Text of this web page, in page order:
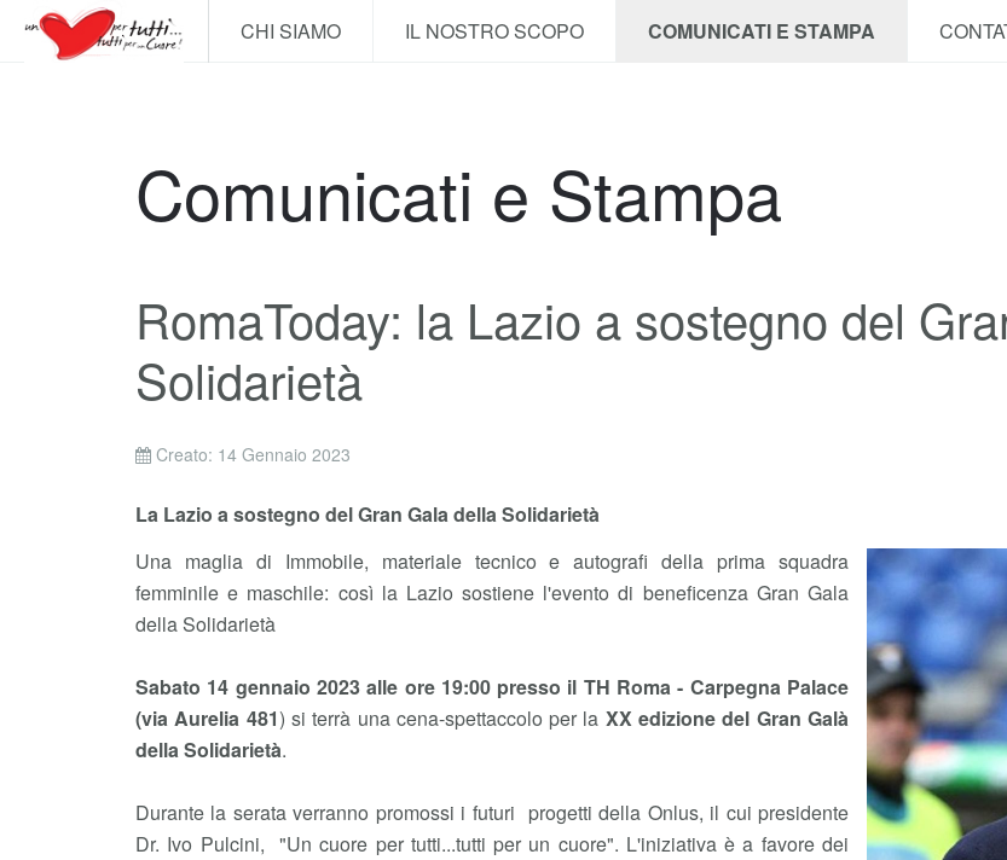
CHI SIAMO IL NOSTRO SCOPO COMUNICATI E STAMPA
Comunicati e Stampa
RomaToday: la Lazio a sostegno del
Solidarietà
Creato: 14 Gennaio 2023
La Lazio a sostegno del Gran Gala della Solidarietà
Una maglia di Immobile, materiale tecnico e autografi della prima squadra
femminile e maschile: così la Lazio sostiene l'evento di beneficenza Gran Gala
della Solidarietà
Sabato 14 gennaio 2023 alle ore 19:00 presso il TH Roma - Carpegna Palace
(via Aurelia 481) si terrà una cena-spettaccolo per la XX edizione del Gran Galà
della Solidarietà.
Durante la serata verranno promossi i futuri progetti della Onlus, il cui presidente
Dr. Ivo Pulcini, "Un cuore per tutti...tutti per un cuore". L'iniziativa è a favore dei